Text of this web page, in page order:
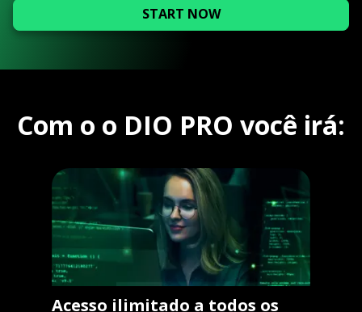
START NOW
Com o o DIO PRO você irá:
Acesso ilimitado a todos os